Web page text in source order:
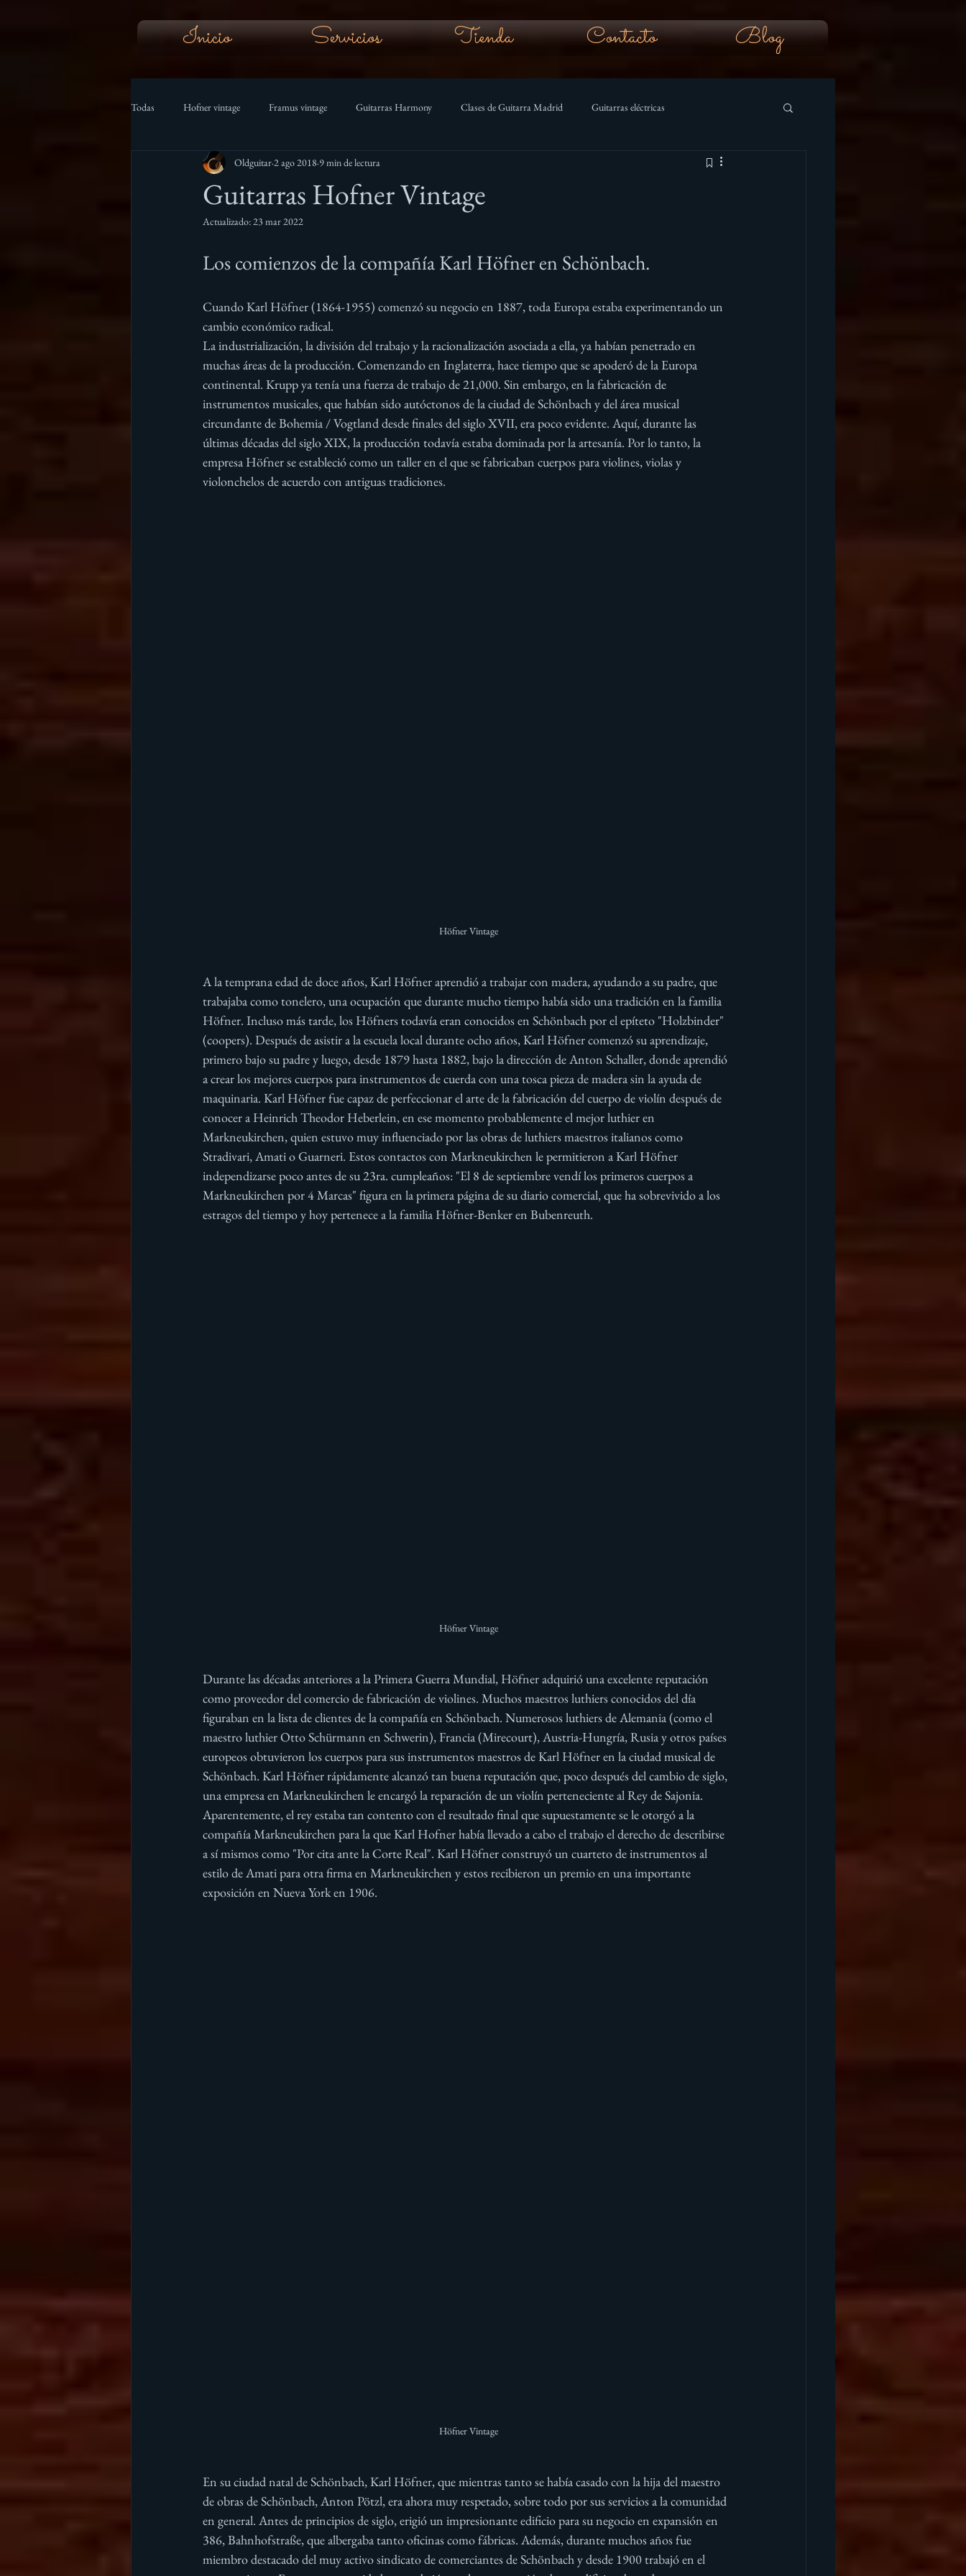
Inicio Servicios Tienda Contacto Blog
Todas Hofner vintage Framus vintage Guitarras Harmony Clases de Guitarra Madrid Guitarras eléctricas
Trabajos de Luthier Gibson vintage acoustic
Guitarras Hofner Vintage
Oldguitar 2 ago 2018 9 min de lectura
Actualizado:23 mar 2022
Los comienzos de la compañía Karl Höfner en Schönbach.
Cuando Karl Höfner (1864-1955) comenzó su negocio en 1887, toda Europa estaba experimentando un
cambio económico radical.
La industrialización, la división del trabajo y la racionalización asociada a ella, ya habían penetrado en
muchas áreas de la producción. Comenzando en Inglaterra, hace tiempo que se apoderó de la Europa
continental. Krupp ya tenía una fuerza de trabajo de 21,000. Sin embargo, en la fabricación de
instrumentos musicales, que habían sido autóctonos de la ciudad de Schönbach y del área musical
circundante de Bohemia / Vogtland desde finales del siglo XVII, era poco evidente. Aquí, durante las
últimas décadas del siglo XIX, la producción todavía estaba dominada por la artesanía. Por lo tanto, la
empresa Höfner se estableció como un taller en el que se fabricaban cuerpos para violines, violas y
violonchelos de acuerdo con antiguas tradiciones.
Höfner Vintage
A la temprana edad de doce años, Karl Höfner aprendió a trabajar con madera, ayudando a su padre, que
trabajaba como tonelero, una ocupación que durante mucho tiempo había sido una tradición en la familia
Höfner. Incluso más tarde, los Höfners todavía eran conocidos en Schönbach por el epíteto "Holzbinder"
(coopers). Después de asistir a la escuela local durante ocho años, Karl Höfner comenzó su aprendizaje,
primero bajo su padre y luego, desde 1879 hasta 1882, bajo la dirección de Anton Schaller, donde aprendió
a crear los mejores cuerpos para instrumentos de cuerda con una tosca pieza de madera sin la ayuda de
maquinaria. Karl Höfner fue capaz de perfeccionar el arte de la fabricación del cuerpo de violín después de
conocer a Heinrich Theodor Heberlein, en ese momento probablemente el mejor luthier en
Markneukirchen, quien estuvo muy influenciado por las obras de luthiers maestros italianos como
Stradivari, Amati o Guarneri. Estos contactos con Markneukirchen le permitieron a Karl Höfner
independizarse poco antes de su 23ra. cumpleaños: "El 8 de septiembre vendí los primeros cuerpos a
Markneukirchen por 4 Marcas" figura en la primera página de su diario comercial, que ha sobrevivido a los
estragos del tiempo y hoy pertenece a la familia Höfner-Benker en Bubenreuth.
Höfner Vintage
Durante las décadas anteriores a la Primera Guerra Mundial, Höfner adquirió una excelente reputación
como proveedor del comercio de fabricación de violines. Muchos maestros luthiers conocidos del día
figuraban en la lista de clientes de la compañía en Schönbach. Numerosos luthiers de Alemania (como el
maestro luthier Otto Schürmann en Schwerin), Francia (Mirecourt), Austria-Hungría, Rusia y otros países
europeos obtuvieron los cuerpos para sus instrumentos maestros de Karl Höfner en la ciudad musical de
Schönbach. Karl Höfner rápidamente alcanzó tan buena reputación que, poco después del cambio de siglo,
una empresa en Markneukirchen le encargó la reparación de un violín perteneciente al Rey de Sajonia.
Aparentemente, el rey estaba tan contento con el resultado final que supuestamente se le otorgó a la
compañía Markneukirchen para la que Karl Hofner había llevado a cabo el trabajo el derecho de describirse
a sí mismos como "Por cita ante la Corte Real". Karl Höfner construyó un cuarteto de instrumentos al
estilo de Amati para otra firma en Markneukirchen y estos recibieron un premio en una importante
exposición en Nueva York en 1906.
Höfner Vintage
En su ciudad natal de Schönbach, Karl Höfner, que mientras tanto se había casado con la hija del maestro
de obras de Schönbach, Anton Pötzl, era ahora muy respetado, sobre todo por sus servicios a la comunidad
en general. Antes de principios de siglo, erigió un impresionante edificio para su negocio en expansión en
386, Bahnhofstraße, que albergaba tanto oficinas como fábricas. Además, durante muchos años fue
miembro destacado del muy activo sindicato de comerciantes de Schönbach y desde 1900 trabajó en el